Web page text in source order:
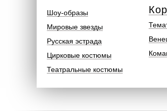
Шоу-образы
Мировые звезды
Русская эстрада
Цирковые костюмы
Театральные костюмы